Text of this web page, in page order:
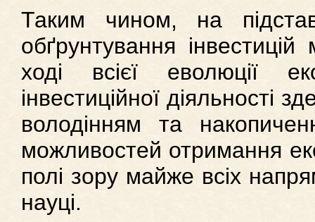
Таким чином, на
обґрунтування
ході всієї еволюції
інвестиційної діяльності
володінням та
можливостей отримання
полі зору майже всіх
науці.